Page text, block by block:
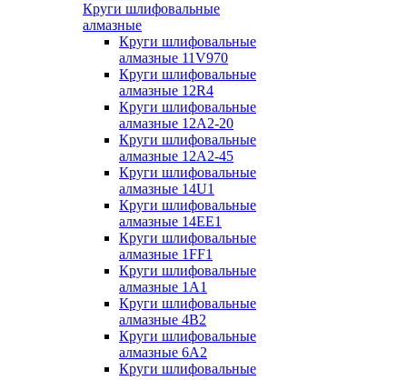
Круги шлифовальные
алмазные
Круги шлифовальные
алмазные 11V970
Круги шлифовальные
алмазные 12R4
Круги шлифовальные
алмазные 12А2-20
Круги шлифовальные
алмазные 12А2-45
Круги шлифовальные
алмазные 14U1
Круги шлифовальные
алмазные 14ЕЕ1
Круги шлифовальные
алмазные 1FF1
Круги шлифовальные
алмазные 1А1
Круги шлифовальные
алмазные 4В2
Круги шлифовальные
алмазные 6A2
Круги шлифовальные